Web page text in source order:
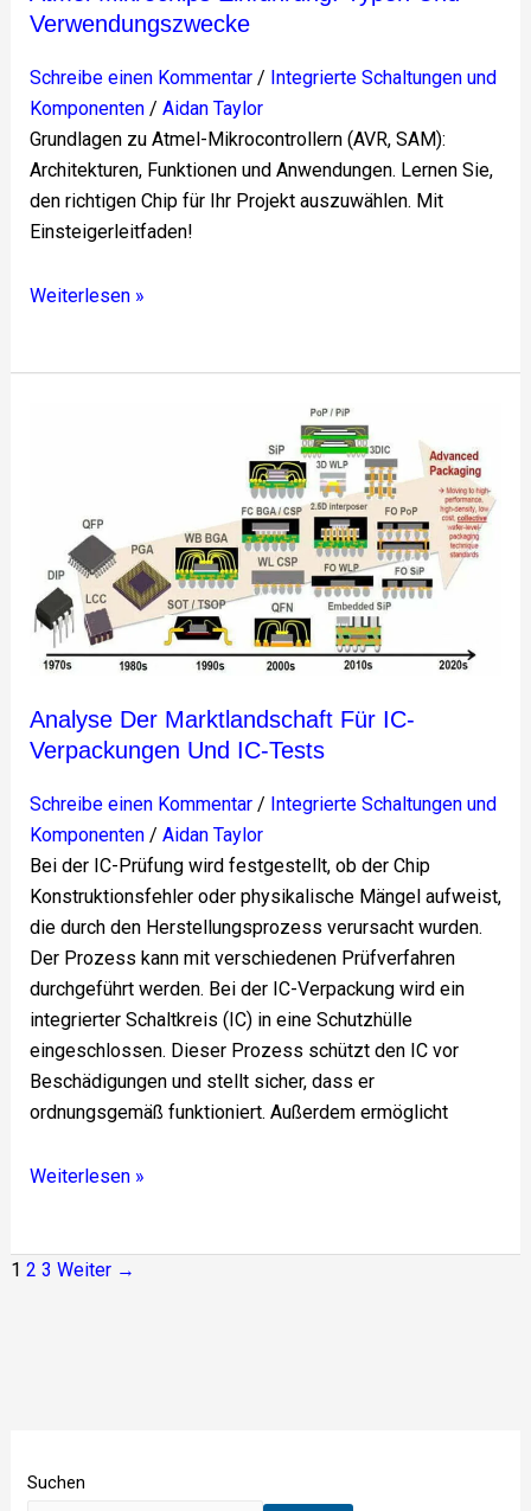
Verwendungszwecke
Schreibe einen Kommentar / Integrierte Schaltungen und
Komponenten/ Aidan Taylor
Grundlagen zu Atmel-Mikrocontrollern (AVR, SAM):
Architekturen, Funktionen und Anwendungen. Lernen Sie,
den richtigen Chip für Ihr Projekt auszuwählen. Mit
Einsteigerleitfaden!
Weiterlesen »
Analyse Der Marktlandschaft Für IC-
Verpackungen Und IC-Tests
Schreibe einen Kommentar / Integrierte Schaltungen und
Komponenten/ Aidan Taylor
Bei der IC-Prüfung wird festgestellt, ob der Chip
Konstruktionsfehler oder physikalische Mängel aufweist,
die durch den Herstellungsprozess verursacht wurden.
Der Prozess kann mit verschiedenen Prüfverfahren
durchgeführt werden. Bei der IC-Verpackung wird ein
integrierter Schaltkreis (IC) in eine Schutzhülle
eingeschlossen. Dieser Prozess schützt den IC vor
Beschädigungen und stellt sicher, dass er
ordnungsgemäß funktioniert. Außerdem ermöglicht
Verpackungen
und
IC-
Tests
Weiterlesen »
1 2 3 Weiter →
Suchen